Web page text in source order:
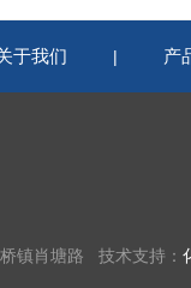
于我们 | 产
镇肖塘路 技术支持：